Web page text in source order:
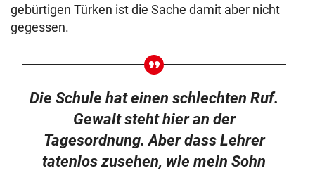
gebürtigen Türken ist die Sache damit aber nicht
gegessen.
Die Schule hat einen schlechten Ruf.
Gewalt steht hier an der
Tagesordnung. Aber dass Lehrer
tatenlos zusehen, wie mein Sohn